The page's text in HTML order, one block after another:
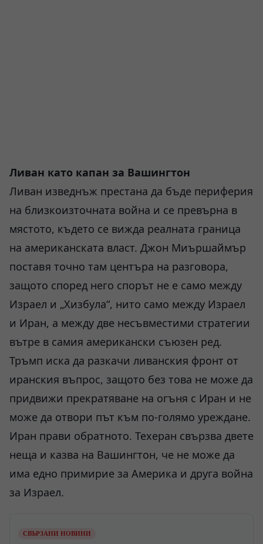
Ливан като капан за Вашингтон
Ливан изведнъж престана да бъде периферия
на близкоизточната война и се превърна в
мястото, където се вижда реалната граница
на американската власт. Джон Миършаймър
поставя точно там центъра на разговора,
защото според него спорът не е само между
Израел и „Хизбула“, нито само между Израел
и Иран, а между две несъвместими стратегии
вътре в самия американски съюзен ред.
Тръмп иска да разкачи ливанския фронт от
иранския въпрос, защото без това не може да
придвижи прекратяване на огъня с Иран и не
може да отвори път към по-голямо уреждане.
Иран прави обратното. Техеран свързва двете
неща и казва на Вашингтон, че не може да
има едно примирие за Америка и друга война
за Израел.
СВЪРЗАНИ НОВИНИ